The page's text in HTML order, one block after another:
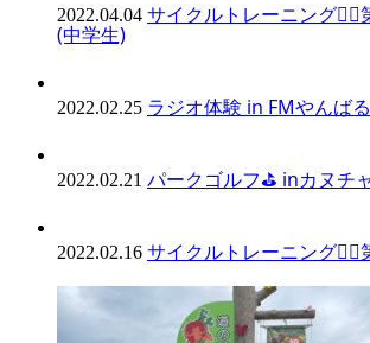
2022.04.04 サイクルトレーニング
(中学生)
2022.02.25 ラジオ体験 in FMやんばる
2022.02.21 パークゴルフ⛳️ inカヌチ
2022.02.16 サイクルトレーニング🚴‍♀️